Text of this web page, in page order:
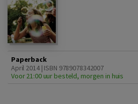
Paperback
April 2014 | ISBN 9789078342007
Voor 21:00 uur besteld, morgen in huis